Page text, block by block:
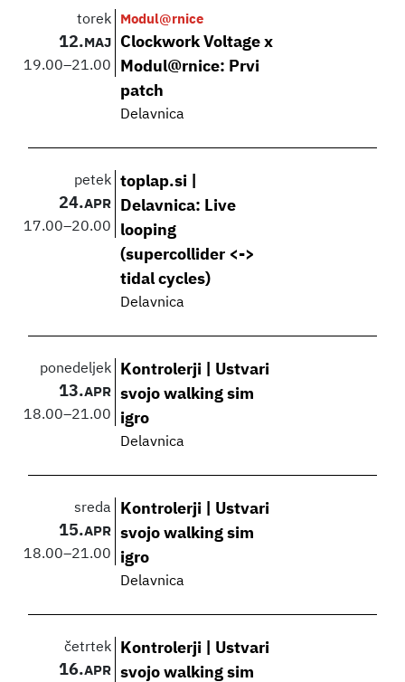
torek
12.MAJ
19.00–21.00
Modul@rnice
Clockwork Voltage x
Modul@rnice: Prvi
patch
Delavnica
petek
24.APR
17.00–20.00
toplap.si |
Delavnica: Live
looping
(supercollider <->
tidal cycles)
Delavnica
ponedeljek
13.APR
18.00–21.00
Kontrolerji | Ustvari
svojo walking sim
igro
Delavnica
sreda
15.APR
18.00–21.00
Kontrolerji | Ustvari
svojo walking sim
igro
Delavnica
četrtek
16.APR
Kontrolerji | Ustvari
svojo walking sim